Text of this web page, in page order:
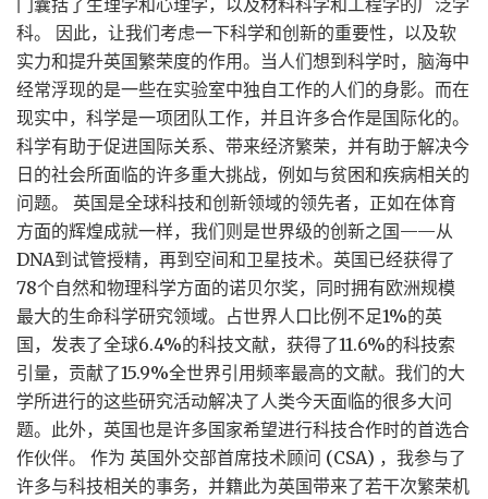
门囊括了生理学和心理学，以及材料科学和工程学的广泛学
科。 因此，让我们考虑一下科学和创新的重要性，以及软
实力和提升英国繁荣度的作用。当人们想到科学时，脑海中
经常浮现的是一些在实验室中独自工作的人们的身影。而在
现实中，科学是一项团队工作，并且许多合作是国际化的。
科学有助于促进国际关系、带来经济繁荣，并有助于解决今
日的社会所面临的许多重大挑战，例如与贫困和疾病相关的
问题。 英国是全球科技和创新领域的领先者，正如在体育
方面的辉煌成就一样，我们则是世界级的创新之国——从
DNA到试管授精，再到空间和卫星技术。英国已经获得了
78个自然和物理科学方面的诺贝尔奖，同时拥有欧洲规模
最大的生命科学研究领域。占世界人口比例不足1%的英
国，发表了全球6.4%的科技文献，获得了11.6%的科技索
引量，贡献了15.9%全世界引用频率最高的文献。我们的大
学所进行的这些研究活动解决了人类今天面临的很多大问
题。此外，英国也是许多国家希望进行科技合作时的首选合
作伙伴。 作为 英国外交部首席技术顾问 (CSA) ，我参与了
许多与科技相关的事务，并籍此为英国带来了若干次繁荣机